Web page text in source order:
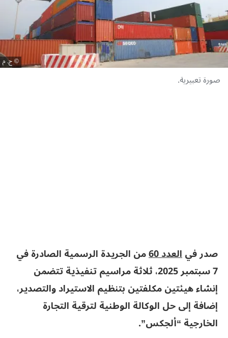
ح. م
صورة تعبيرية.
صدر فيالعدد 60 من الجريدة الرسميةالصادرة في
7 سبتمبر 2025،
ثلاثة مراسيم تنفيذية تتضمن
إنشاء هيئتين مكلفتين بتنظيم الاستيراد والتصدير،
إضافة إلى حل الوكالة الوطنية لترقية التجارة
الخارجية “ألجكس”.